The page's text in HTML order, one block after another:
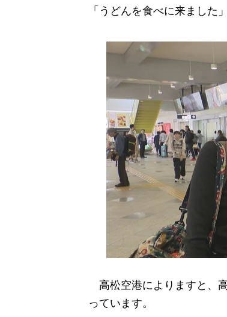
「うどんを食べに来ました
高松空港によりますと、
っています。